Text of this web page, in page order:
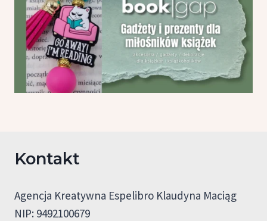
Kontakt
Agencja Kreatywna Espelibro Klaudyna Maciąg
NIP: 9492100679